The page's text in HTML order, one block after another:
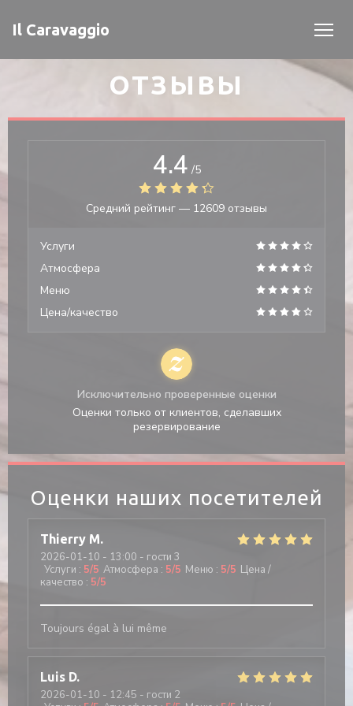
Il Caravaggio
ОТЗЫВЫ
Оценки наших посетителей
Thierry M
2026-01-10 - 13:00 - гости 3
Услуги : 5/5 Атмосфера : 5/5 Меню : 5/5 Цена /
качество : 5/5
Toujours égal à lui même
Luis D
2026-01-10 - 12:45 - гости 2
4.4 /5
Средний рейтинг — 12609 отзывы
Услуги
Атмосфера
Меню
Цена/качество
Исключительно проверенные оценки
Оценки только от клиентов, сделавших
резервирование